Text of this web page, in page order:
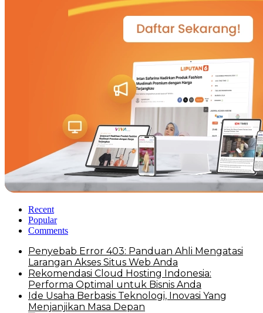
Recent
Popular
Comments
Penyebab Error 403: Panduan Ahli Mengatasi
Larangan Akses Situs Web Anda
Rekomendasi Cloud Hosting Indonesia:
Performa Optimal untuk Bisnis Anda
Ide Usaha Berbasis Teknologi, Inovasi Yang
Menjanjikan Masa Depan